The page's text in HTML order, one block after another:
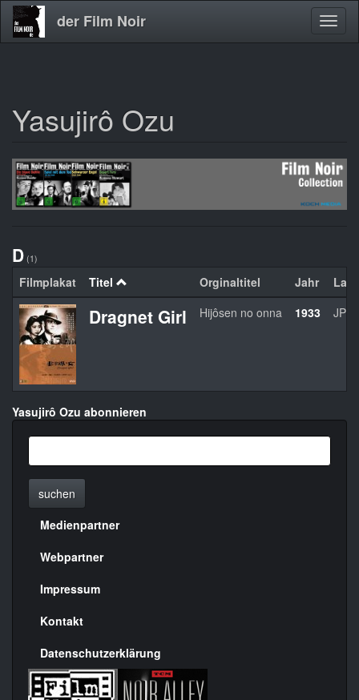
Direkt
zum
der Film Noir
Yasujirô Ozu
D (1)
Filmplakat Titel Orginaltitel Jahr
Dragnet Girl Hijôsen no onna 1933 JPN
Yasujirô Ozu abonnieren
suchen
Menülinks
rechte
Seite
Medienpartner
Webpartner
Impressum
Kontakt
Datenschutzerklärung